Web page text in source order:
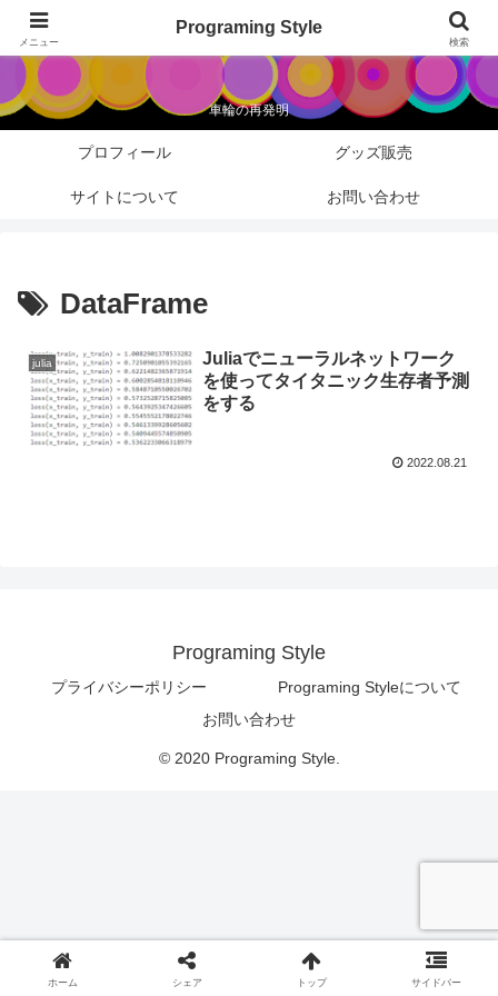
Programing Style
車輪の再発明
プロフィール グッズ販売
サイトについて お問い合わせ
DataFrame
julia
Juliaでニューラルネットワーク
を使ってタイタニック生存者予測
をする
2022.08.21
Programing Style
プライバシーポリシー
Programing Styleについて
お問い合わせ
© 2020 Programing Style.
メニュー
Programing Style
検索
ホーム シェア トップ サイドバー